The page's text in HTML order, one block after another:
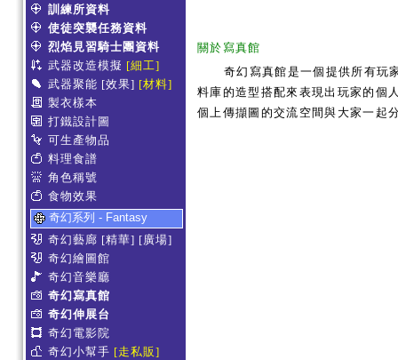
訓練所資料
使徒突襲任務資料
烈焰見習騎士團資料
武器改造模擬 [細工]
武器聚能 [效果] [材料]
製衣樣本
打鐵設計圖
可生產物品
料理食譜
角色稱號
食物效果
奇幻系列 - Fantasy
奇幻藝廊 [精華] [廣場]
奇幻繪圖館
奇幻音樂廳
奇幻寫真館
奇幻伸展台
奇幻電影院
奇幻小幫手 [走私販]
關於寫真館
奇幻寫真館是一個提供所有玩
料庫的造型搭配來表現出玩家的個
個上傳擷圖的交流空間與大家一起